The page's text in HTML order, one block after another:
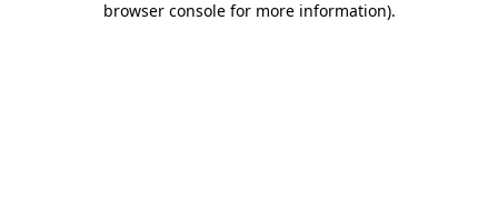
browser console for more information).